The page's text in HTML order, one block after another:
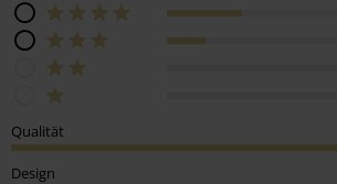
Qualität
Design